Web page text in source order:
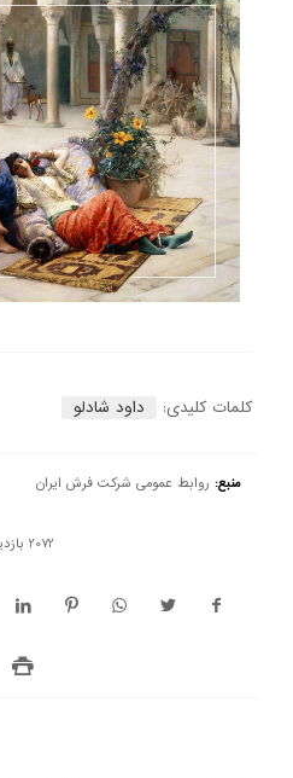
کلمات کلیدی: داود شادلو
منبع: روابط عمومی شرکت فرش ایران
2072 بازدید